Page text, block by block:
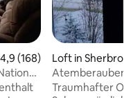
Bewertung:
4,9 (168)
|
Loft in
Panoramablick!
Traumhafter Ort